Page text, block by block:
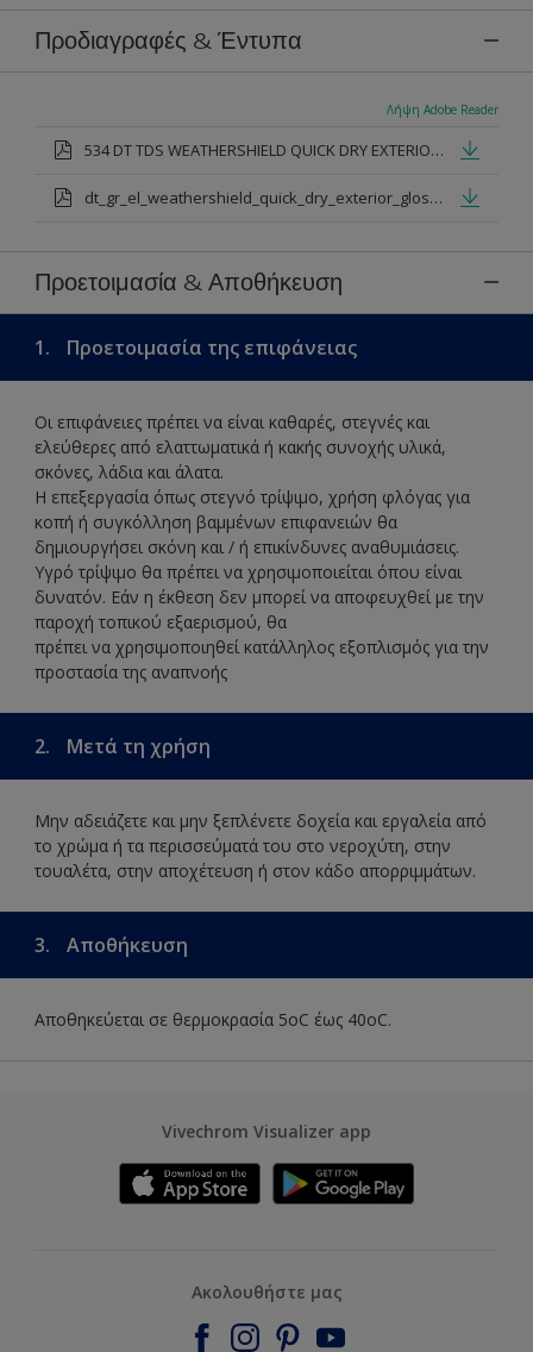
Προδιαγραφές & Έντυπα
Λήψη Adobe Reader
534 DT TDS WEATHERSHIELD QUICK DRY EXTERIOR GLOSS.pdf
dt_gr_el_weathershield_quick_dry_exterior_gloss.pdf
Προετοιμασία & Αποθήκευση
1. Προετοιμασία της επιφάνειας
Οι επιφάνειες πρέπει να είναι καθαρές, στεγνές και
ελεύθερες από ελαττωματικά ή κακής συνοχής υλικά,
σκόνες, λάδια και άλατα.
Η επεξεργασία όπως στεγνό τρίψιμο, χρήση φλόγας για
κοπή ή συγκόλληση βαμμένων επιφανειών θα
δημιουργήσει σκόνη και / ή επικίνδυνες αναθυμιάσεις.
Υγρό τρίψιμο θα πρέπει να χρησιμοποιείται όπου είναι
δυνατόν. Εάν η έκθεση δεν μπορεί να αποφευχθεί με την
παροχή τοπικού εξαερισμού, θα
πρέπει να χρησιμοποιηθεί κατάλληλος εξοπλισμός για την
προστασία της αναπνοής
2. Μετά τη χρήση
Μην αδειάζετε και μην ξεπλένετε δοχεία και εργαλεία από
το χρώμα ή τα περισσεύματά του στο νεροχύτη, στην
τουαλέτα, στην αποχέτευση ή στον κάδο απορριμμάτων.
3. Αποθήκευση
Αποθηκεύεται σε θερμοκρασία 5οC έως 40οC.
Vivechrom Visualizer app
Ακολουθήστε μας